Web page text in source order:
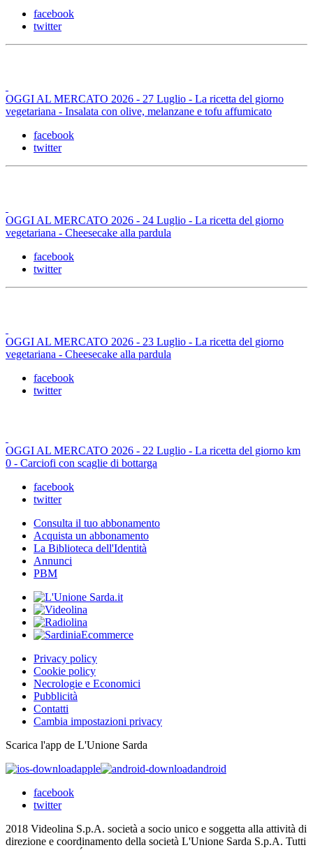
facebook
twitter
OGGI AL MERCATO 2026 - 27 Luglio - La ricetta del giorno
vegetariana - Insalata con olive, melanzane e tofu affumicato
facebook
twitter
OGGI AL MERCATO 2026 - 24 Luglio - La ricetta del giorno
vegetariana - Cheesecake alla pardula
facebook
twitter
OGGI AL MERCATO 2026 - 23 Luglio - La ricetta del giorno
vegetariana - Cheesecake alla pardula
facebook
twitter
OGGI AL MERCATO 2026 - 22 Luglio - La ricetta del giorno km
0 - Carciofi con scaglie di bottarga
facebook
twitter
Consulta il tuo abbonamento
Acquista un abbonamento
La Biblioteca dell'Identità
Annunci
PBM
Privacy policy
Cookie policy
Necrologie e Economici
Pubblicità
Contatti
Cambia impostazioni privacy
Scarica l'app de L'Unione Sarda
apple
android
facebook
twitter
2018 Videolina S.p.A. società a socio unico e soggetta alla attività di
direzione e coordinamento della società L'Unione Sarda S.p.A. Tutti